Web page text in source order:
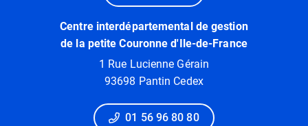
Centre interdépartemental de gestion
de la petite Couronne d'Ile-de-France
1 Rue Lucienne Gérain
93698 Pantin Cedex
01 56 96 80 80